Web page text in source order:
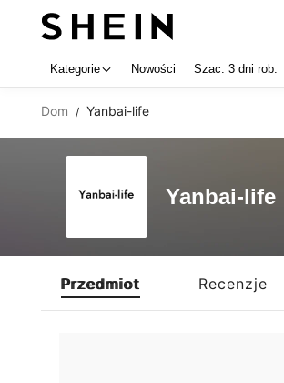
Kategorie Nowości Szac. 3 dni rob.
Dom / Yanbai-life
Yanbai-life
Przedmiot Recenzje